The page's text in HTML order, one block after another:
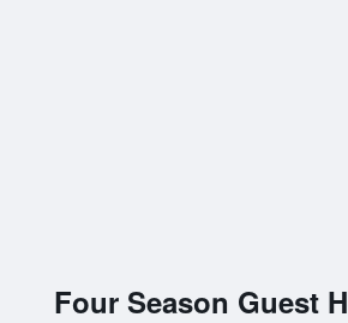
Four Season Guest